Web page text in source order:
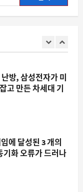
이닝 1차 수료, 왜
기준이 되는가
방, 삼성전자가 미
고 만든 차세대 기
에 달성된 3 개의
화 오류가 드러나